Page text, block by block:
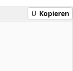
Kopieren